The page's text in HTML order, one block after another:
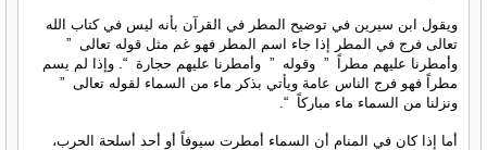
ويقول ابن سيرين في توضيح المطر في القرآن بأنه ليس في كتاب الله
تعالى فرج في المطر إذا جاء اسم المطر فهو غم مثل قوله تعالى ”
وأمطرنا عليهم مطراً ” وقوله ” وأمطرنا عليهم حجارة “. وإذا لم يسم
مطراً فهو فرج الناس عامة ويأتي بذكر ماء من السماء لقوله تعالى ”
ونزلنا من السماء ماء مباركاً “.
أما إذا كان في المنام أن السماء أمطرت سيوفاً أو أحد أسلحة الحرب،